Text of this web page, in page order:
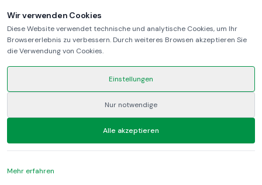
Wir verwenden Cookies
Diese Website verwendet technische und analytische Cookies, um Ihr
Browsererlebnis zu verbessern. Durch weiteres Browsen akzeptieren Sie
die Verwendung von Cookies.
Einstellungen
Nur notwendige
Alle akzeptieren
Mehr erfahren